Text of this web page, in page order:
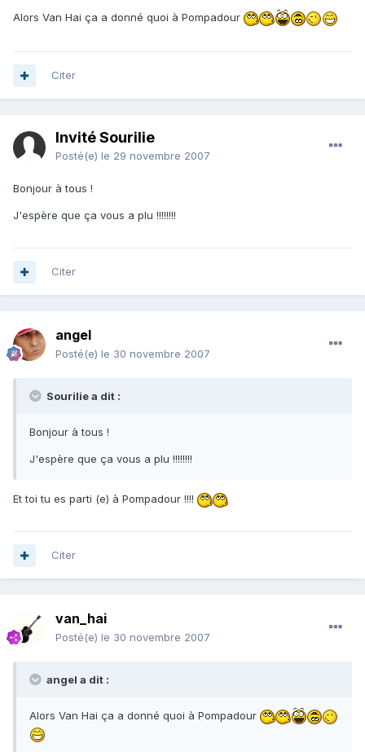
Alors Van Hai ça a donné quoi à Pompadour
Citer
Invité Sourilie
Posté(e) le 29 novembre 2007
Bonjour à tous !
J'espère que ça vous a plu !!!!!!!!
Citer
angel
Posté(e) le 30 novembre 2007
Sourilie a dit :
Bonjour à tous !
J'espère que ça vous a plu !!!!!!!!
Et toi tu es parti (e) à Pompadour !!!!
Citer
van_hai
Posté(e) le 30 novembre 2007
angel a dit :
Alors Van Hai ça a donné quoi à Pompadour